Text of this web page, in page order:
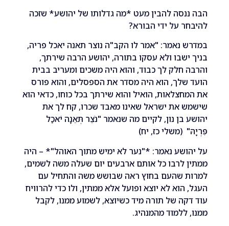
להבין מעט *מה גדלותו של יהושע* שזכה
על ידי הבורא?
נאמר: "אמר לו הקב"ה נוצר תאנה יאכל פריה,
ולא עסקו בתורה, יהושע הרבה שירתך,
חלק לך כבוד, והוא היה משכים ומעריב בבית
הוא היה מסדר את הספסלים, והוא פורס
הואיל והוא שירתך בכל כוחו, כדאי הוא
את ישראל שאינו מאבד שכרו, קח לך את
בן נון, לקיים מה שנאמר "נֹצֵר תְּאֵנָה יֹאכַל
כז, יח)
נאמר: *"נער לא ימיש מתוך האוהל"* – היה
לרבו כל אותם ארבעים יום שעלה משה לשמים,
שהעם בחוץ ראה שבושש משה והתחיל עם
לא יוצא ופועל אלא ממתין, ולו כדי להרוויח
של תורה מיד כשיוצא, לשמוע ממנו, לקבל
מהמנהיג.